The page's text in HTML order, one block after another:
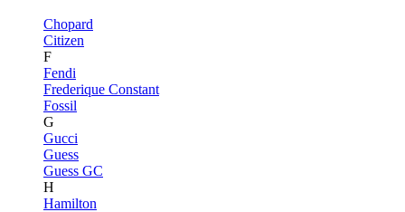
Chopard
Citizen
F
Fendi
Frederique Constant
Fossil
G
Gucci
Guess
Guess GC
H
Hamilton